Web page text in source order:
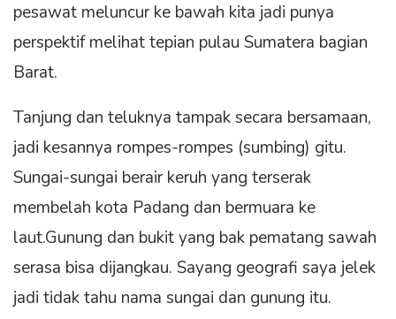
pesawat meluncur ke bawah kita jadi punya
perspektif melihat tepian pulau Sumatera bagian
Barat.
Tanjung dan teluknya tampak secara bersamaan,
jadi kesannya rompes-rompes (sumbing) gitu.
Sungai-sungai berair keruh yang terserak
membelah kota Padang dan bermuara ke
laut.Gunung dan bukit yang bak pematang sawah
serasa bisa dijangkau. Sayang geografi saya jelek
jadi tidak tahu nama sungai dan gunung itu.